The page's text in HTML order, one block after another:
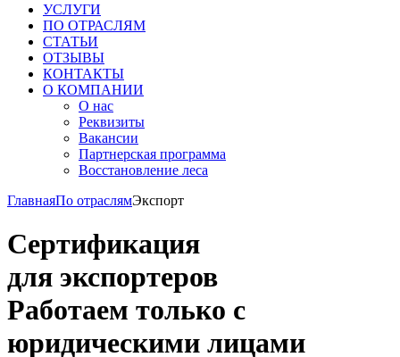
УСЛУГИ
ПО ОТРАСЛЯМ
СТАТЬИ
ОТЗЫВЫ
КОНТАКТЫ
О КОМПАНИИ
О нас
Реквизиты
Вакансии
Партнерская программа
Восстановление леса
ГлавнаяПо отраслямЭкспорт
Сертификация
для экспортеров
Работаем только с
юридическими лицами